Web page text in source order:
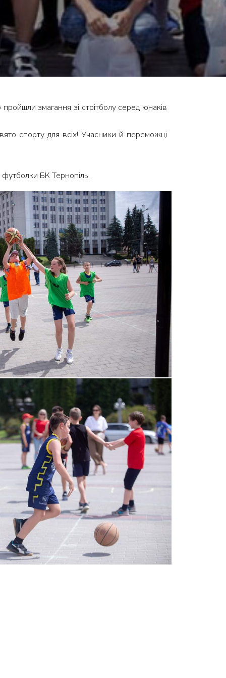
змагання зі стрітболу серед юнаків
спорту для всіх! Учасники й переможці
БК Тернопіль.